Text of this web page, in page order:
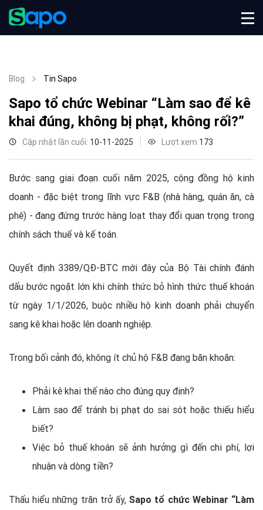
Blog Tin Sapo
Sapo tổ chức Webinar “Làm sao để kê
khai đúng, không bị phạt, không rối?”
Cập nhật lần cuối: 10-11-2025 Lượt xem 173
Bước sang giai đoạn cuối năm 2025, cộng đồng hộ kinh
doanh - đặc biệt trong lĩnh vực F&B (nhà hàng, quán ăn, cà
phê) - đang đứng trước hàng loạt thay đổi quan trọng trong
chính sách thuế và kế toán.
Quyết định 3389/QĐ-BTC mới đây của Bộ Tài chính đánh
dấu bước ngoặt lớn khi chính thức bỏ hình thức thuế khoán
từ ngày 1/1/2026, buộc nhiều hộ kinh doanh phải chuyển
sang kê khai hoặc lên doanh nghiệp.
Trong bối cảnh đó, không ít chủ hộ F&B đang băn khoăn:
Phải kê khai thế nào cho đúng quy định?
Làm sao để tránh bị phạt do sai sót hoặc thiếu hiểu
biết?
Việc bỏ thuế khoán sẽ ảnh hưởng gì đến chi phí, lợi
nhuận và dòng tiền?
Thấu hiểu những trăn trở ấy,Sapo tổ chức Webinar “Làm